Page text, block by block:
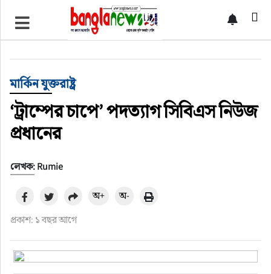
টপ নিউজ
ইন্টারন্যাশনাল
সিলেট বিভাগ
স্পোর্টস
মার্কিন যুক্তরাষ্ট্র
নিউইয়র্ক
মার্কিন যুক্তরাষ্ট্র
‘ট্রাম্পের চাপে’ পদত্যাগ সিবিএস নিউজ
প্রধানের
লেখক: Rumie
প্রকাশ: ১ বছর আগে
অ+ অ-